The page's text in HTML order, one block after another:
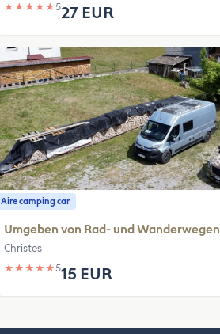
★ ★ ★ ★ ★527 EUR
Aire camping car
Umgeben von Rad- und Wanderwegen
Christes
★ ★ ★ ★ ★515 EUR